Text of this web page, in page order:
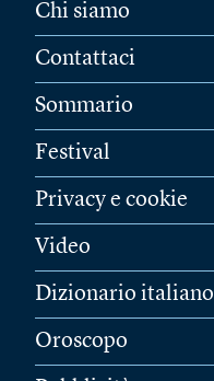
Chi siamo
Contattaci
Sommario
Festival
Privacy e cookie
Video
Dizionario italiano
Oroscopo